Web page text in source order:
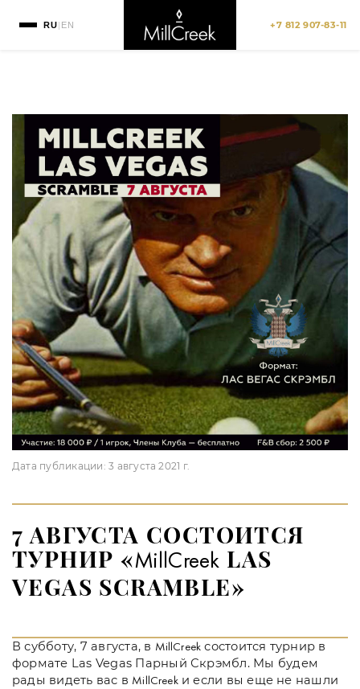
RU| EN +7 812 907-83-11
Дата публикации:3 августа 2021 г.
7 АВГУСТА СОСТОИТСЯ
ТУРНИР «MillCreek LAS
VEGAS SCRAMBLE»
В субботу, 7 августа, в MillCreek состоится турнир в
формате Las Vegas Парный Скрэмбл. Мы будем
рады видеть вас в MillCreekи если вы еще не нашли